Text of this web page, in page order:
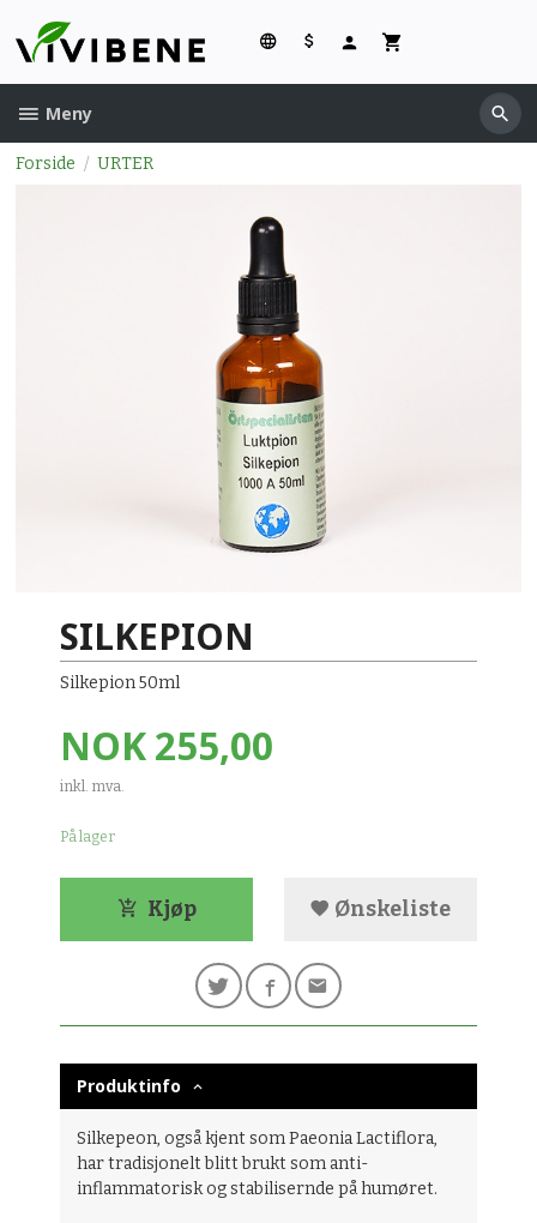
innholdet
Meny
Forside URTER
SILKEPION
Silkepion 50ml
Pris
NOK255,00
inkl. mva.
På lager
Kjøp Ønskeliste
Produktinfo
Silkepeon, også kjent som Paeonia Lactiflora,
har tradisjonelt blitt brukt som anti-
inflammatorisk og stabilisernde på humøret.